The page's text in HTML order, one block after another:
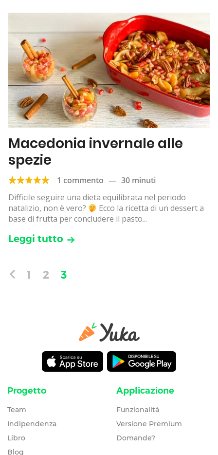
Macedonia invernale alle
spezie
1 commento — 30 minuti
Difficile seguire una dieta equilibrata nel periodo
natalizio, non è vero?
Ecco la ricetta di un dessert a
base di frutta per concludere il pasto...
Leggi tutto
1 2 3
Progetto
Team
Indipendenza
Libro
Blog
Applicazione
Funzionalità
Versione Premium
Domande?